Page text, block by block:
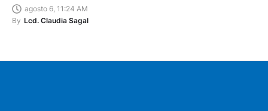
agosto 6, 11:24 AM
By Lcd. Claudia Sagal